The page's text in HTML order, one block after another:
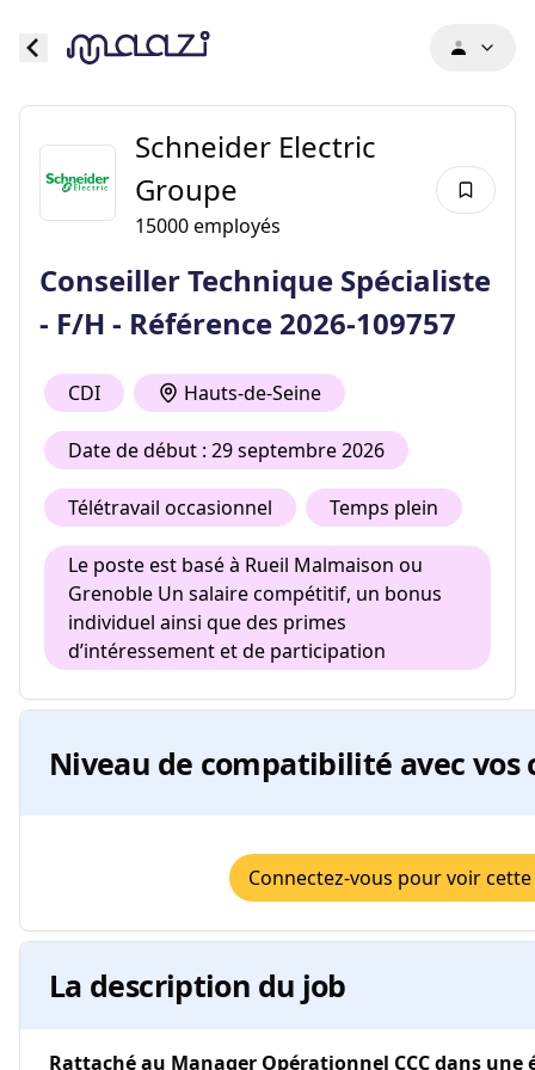
Schneider Electric
Groupe
15000employés
Conseiller Technique Spécialiste
- F/H - Référence 2026-109757
CDI Hauts-de-Seine
Date de début : 29 septembre 2026
Télétravail occasionnel Temps plein
Le poste est basé à Rueil Malmaison ou
Grenoble Un salaire compétitif, un bonus
individuel ainsi que des primes
d’intéressement et de participation ​
Niveau de compatibilité avec vos
Connectez-vous pour voir
La description du job
Rattaché au Manager Opérationnel CCC dans une